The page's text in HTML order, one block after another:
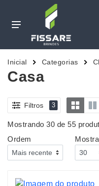
Inicial Categorias
Casa
Filtros 3
Mostrando 30 de 55
Ordem